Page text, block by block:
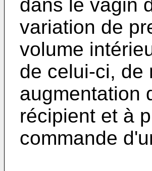
dans le vagin
variation de
volume
de celui-ci, de
augmentation
récipient et à
commande